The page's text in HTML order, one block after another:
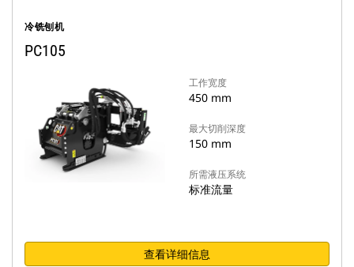
冷铣刨机
PC105
工作宽度
450 mm
最大切削深度
150 mm
所需液压系统
标准流量
查看详细信息